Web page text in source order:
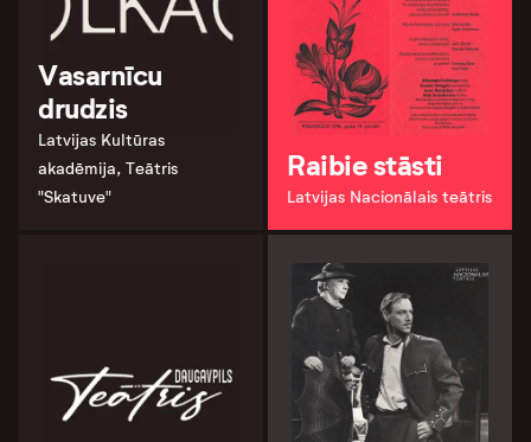
Vasarnīcu
drudzis
Latvijas Kultūras
akadēmija, Teātris
"Skatuve"
Raibie stāsti
Latvijas Nacionālais teātris